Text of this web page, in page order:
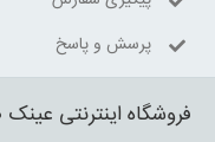
پرسش و پاسخ
فروشگاه اینترنتی عینک